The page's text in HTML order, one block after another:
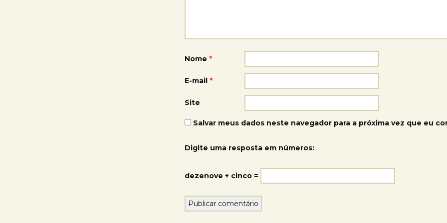
Nome *
E-mail *
Site
Salvar meus dados neste navegador para a próxima vez que eu
Digite uma resposta em números:
dezenove + cinco =